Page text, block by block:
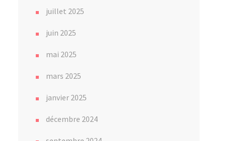
juillet 2025
juin 2025
mai 2025
mars 2025
janvier 2025
décembre 2024